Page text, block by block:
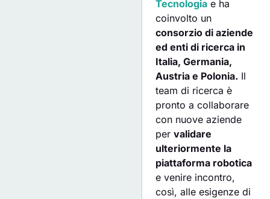
Tecnologia e ha
coinvolto un
consorzio di aziende
ed enti di ricerca in
Italia, Germania,
Austria e Polonia. Il
team di ricerca è
pronto a collaborare
con nuove aziende
pervalidare
ulteriormente la
piattaforma robotica
e venire incontro,
così, alle esigenze di